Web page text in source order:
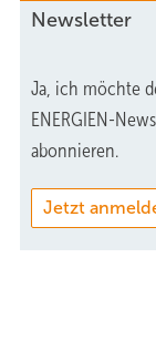
Newsletter
Ja, ich möchte
ENERGIEN-
abonnieren.
Jetzt